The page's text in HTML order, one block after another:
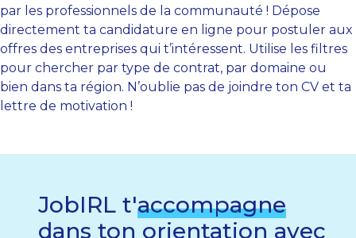
par les professionnels de la communauté ! Dépose
directement ta candidature en ligne pour postuler aux
offres des entreprises qui t’intéressent. Utilise les filtres
pour chercher par type de contrat, par domaine ou
bien dans ta région. N’oublie pas de joindre ton CV et ta
lettre de motivation !
JobIRL t'accompagne
dans ton orientation avec